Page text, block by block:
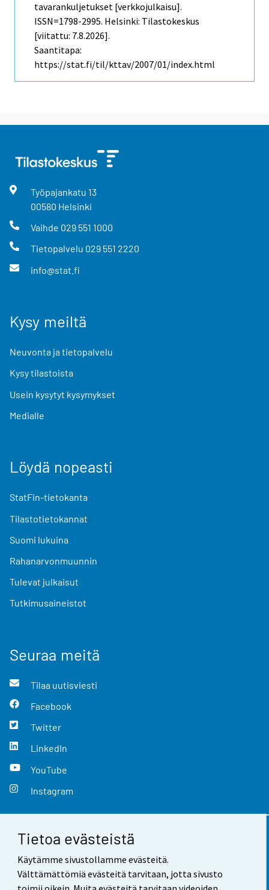
Tietoa evästeistä
Käytämme sivustollamme evästeitä.
Välttämättömiä evästeitä tarvitaan, jotta sivusto
tavarankuljetukset [verkkojulkaisu].
ISSN=1798-2995. Helsinki: Tilastokeskus
[viitattu: 7.8.2026].
Saantitapa:
https://stat.fi/til/kttav/2007/01/index.html
Työpajankatu 13
00580 Helsinki
Vaihde 029 551 1000
Tietopalvelu 029 551 2220
info@stat.fi
Kysy meiltä
Neuvonta ja tietopalvelu
Kysy tilastoista
Usein kysytyt kysymykset
Medialle
Löydä nopeasti
StatFin-tietokanta
Tilastotietokannat
Suomi lukuina
Rahanarvonmuunnin
Tulevat julkaisut
Tutkimusaineistot
Seuraa meitä
Tilaa uutisviesti
Facebook
Twitter
LinkedIn
YouTube
Instagram
Yhteystiedot
Palaute